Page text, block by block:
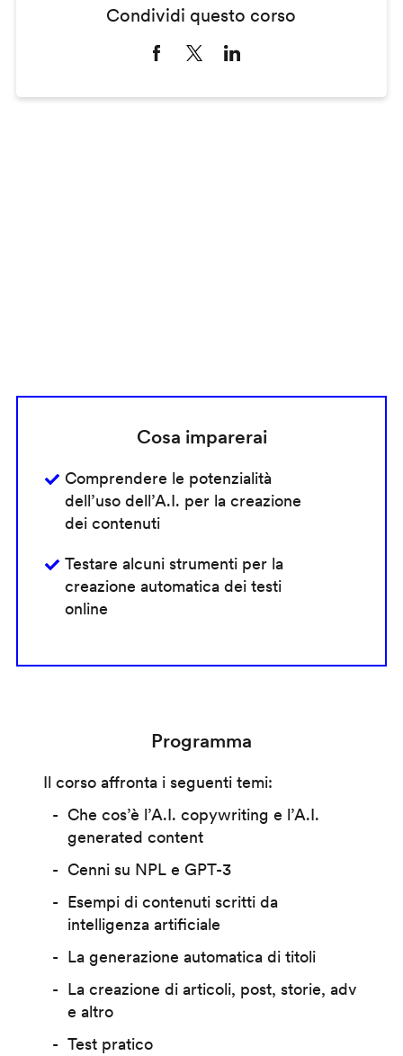
Condividi questo corso
Cosa imparerai
Comprendere le potenzialità
dell’uso dell’A.I. per la creazione
dei contenuti
Testare alcuni strumenti per la
creazione automatica dei testi
online
Programma
Il corso affronta i seguenti temi:
Che cos’è l’A.I. copywriting e l’A.I.
generated content
Cenni su NPL e GPT-3
Esempi di contenuti scritti da
intelligenza artificiale
La generazione automatica di titoli
La creazione di articoli, post, storie, adv
e altro
Test pratico